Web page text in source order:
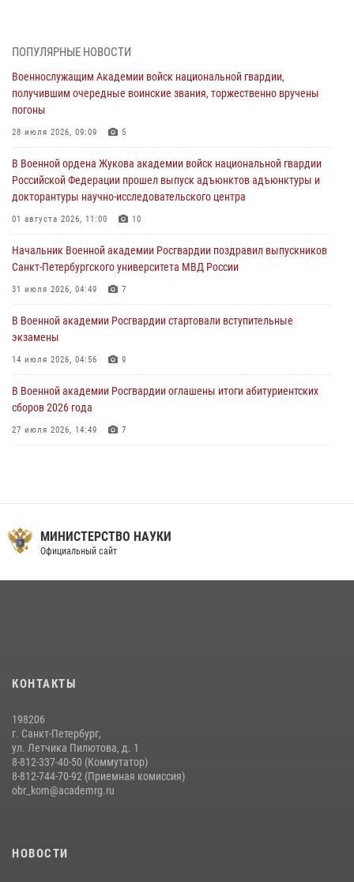
27 июля 2026, 14:49 7
Военная академия информирует!
23 июля 2026, 04:51
Курсант Военной академии войск национальной гвардии принял
22 июля 2026, 09:41
Мастер‑класс по стрельбе: точность, тактика, профессионализм
20 июля 2026, 11:17
108 лет со дня образования подразделений связи войск
ПОПУЛЯРНЫЕ НОВОСТИ
Военнослужащим Академии войск национальной гвардии,
получившим очередные воинские звания, торжественно вручены
погоны
28 июля 2026, 09:09 5
В Военной ордена Жукова академии войск национальной гвардии
Российской Федерации прошел выпуск адъюнктов адъюнктуры и
докторантуры научно-исследовательского центра
01 августа 2026, 11:00 10
Начальник Военной академии Росгвардии поздравил выпускников
Санкт-Петербургского университета МВД России
31 июля 2026, 04:49 7
В Военной академии Росгвардии стартовали вступительные
экзамены
14 июля 2026, 04:56 9
В Военной академии Росгвардии оглашены итоги абитуриентских
сборов 2026 года
27 июля 2026, 14:49 7
14 июля 2026, 14:15 9
МИНИСТЕРСТВО НАУКИ
Официальный сайт
КОНТАКТЫ
198206
г. Санкт-Петербург,
ул. Летчика Пилютова, д. 1
8-812-337-40-50 (Коммутатор)
8-812-744-70-92 (Приемная комиссия)
obr_kom@academrg.ru
НОВОСТИ